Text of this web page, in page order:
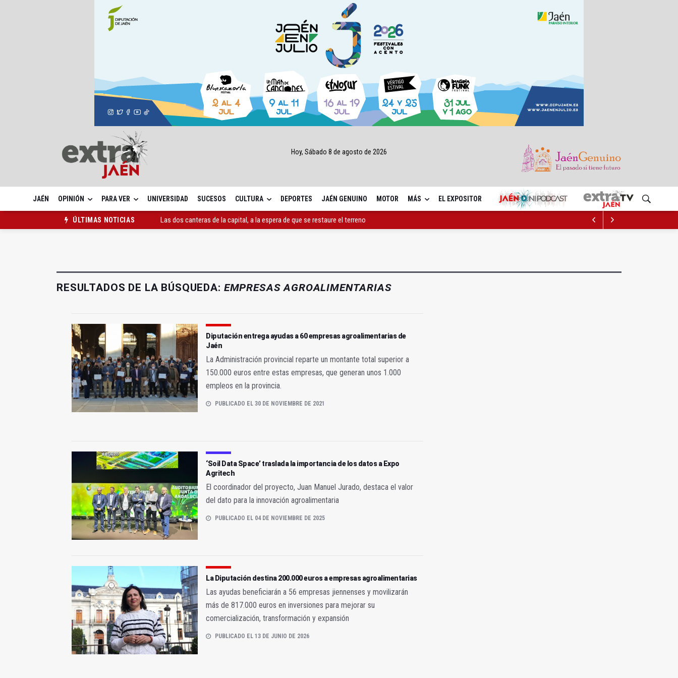
Hoy, Sábado 8 de agosto de 2026
JAÉN OPINIÓN PARA VER UNIVERSIDAD SUCESOS CULTURA DEPORTES JAÉN GENUINO MOTOR MÁS EL EXPOSITOR
ÚLTIMAS NOTICIAS
La Guardia Civil reforzará la seguridad el 12 de agosto por el eclipse
RESULTADOS DE LA BÚSQUEDA: EMPRESAS AGROALIMENTARIAS
Diputación entrega ayudas a 60 empresas agroalimentarias de
Jaén
La Administración provincial reparte un montante total superior a
150.000 euros entre estas empresas, que generan unos 1.000
empleos en la provincia.
PUBLICADO EL 30 DE NOVIEMBRE DE 2021
‘Soil Data Space’ traslada la importancia de los datos a Expo
Agritech
El coordinador del proyecto, Juan Manuel Jurado, destaca el valor
del dato para la innovación agroalimentaria
PUBLICADO EL 04 DE NOVIEMBRE DE 2025
La Diputación destina 200.000 euros a empresas agroalimentarias
Las ayudas beneficiarán a 56 empresas jiennenses y movilizarán
más de 817.000 euros en inversiones para mejorar su
comercialización, transformación y expansión
PUBLICADO EL 13 DE JUNIO DE 2026